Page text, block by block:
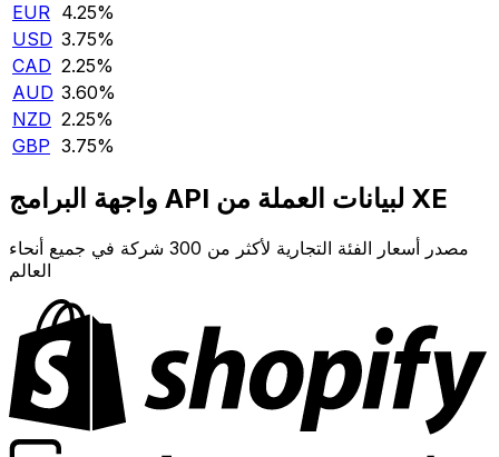
EUR 4.25‎%‎
USD 3.75‎%‎
CAD 2.25‎%‎
AUD 3.60‎%‎
NZD 2.25‎%‎
GBP 3.75‎%‎
واجهة البرامج API لبيانات العملة من XE
مصدر أسعار الفئة التجارية لأكثر من 300 شركة في جميع أنحاء
العالم